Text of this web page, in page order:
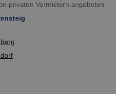
privaten Vermietern angeboten.